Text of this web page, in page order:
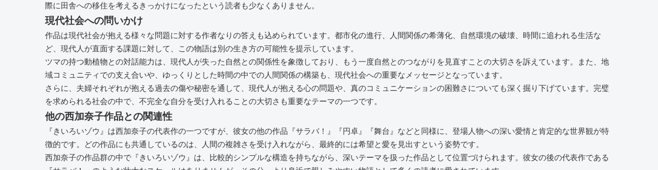
際に田舎への移住を考えるきっかけになったという読者も少なくありません。
現代社会への問いかけ
作品は現代社会が抱える様々な問題に対する作者なりの答えも込められています。都市化の進行、人間関係の希薄化、自然環境の破壊、時間に追われる生活な
ど、現代人が直面する課題に対して、この物語は別の生き方の可能性を提示しています。
ツマの持つ動植物との対話能力は、現代人が失った自然との関係性を象徴しており、もう一度自然とのつながりを見直すことの大切さを訴えています。また、地
域コミュニティでの支え合いや、ゆっくりとした時間の中での人間関係の構築も、現代社会への重要なメッセージとなっています。
さらに、夫婦それぞれが抱える過去の傷や秘密を通して、現代人が抱える心の問題や、真のコミュニケーションの困難さについても深く掘り下げています。完璧
を求められる社会の中で、不完全な自分を受け入れることの大切さも重要なテーマの一つです。
他の西加奈子作品との関連性
『きいろいゾウ』は西加奈子の代表作の一つですが、彼女の他の作品『サラバ！』『円卓』『舞台』などと同様に、登場人物への深い愛情と肯定的な世界観が特
徴的です。どの作品にも共通しているのは、人間の複雑さを受け入れながら、最終的には希望と愛を見出すという姿勢です。
西加奈子の作品群の中で『きいろいゾウ』は、比較的シンプルな構造を持ちながら、深いテーマを扱った作品として位置づけられます。彼女の後の代表作である